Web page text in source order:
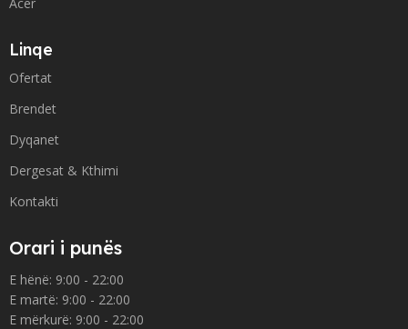
Linqe
Ofertat
Brendet
Dyqanet
Dergesat & Kthimi
Kontakti
Orari i punës
E hënë: 9:00 - 22:00
E martë: 9:00 - 22:00
E mërkurë: 9:00 - 22:00